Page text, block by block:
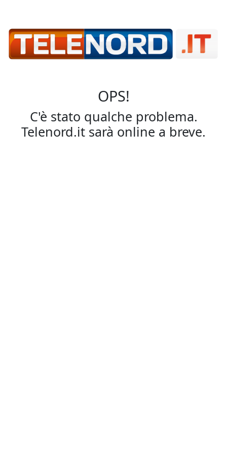
OPS!
C'è stato qualche problema.
Telenord.it sarà online a breve.